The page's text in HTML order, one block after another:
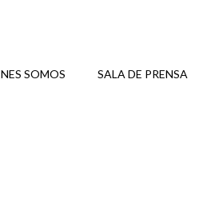
SOMOS SALA DE PRENSA